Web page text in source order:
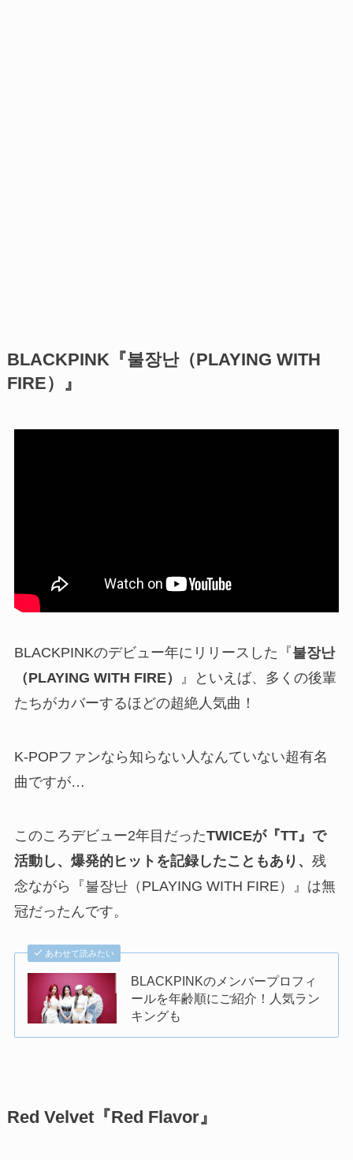
BLACKPINK『불장난（PLAYING WITH
FIRE）』
BLACKPINKのデビュー年にリリースした『불장난
（PLAYING WITH FIRE）
』といえば、多くの後輩
たちがカバーするほどの超絶人気曲！
K-POPファンなら知らない人なんていない超有名
曲ですが…
このころデビュー2年目だったTWICEが『TT』で
活動し、爆発的ヒットを記録したこともあり、 残
念ながら『불장난（PLAYING WITH FIRE）』は無
冠だったんです。
あわせて読みたい
BLACKPINKのメンバープロフィ
ールを年齢順にご紹介！人気ラン
キングも
Red Velvet『Red Flavor』